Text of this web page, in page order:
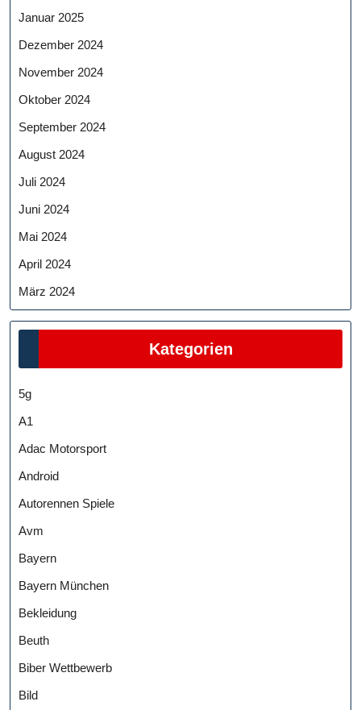
Januar 2025
Dezember 2024
November 2024
Oktober 2024
September 2024
August 2024
Juli 2024
Juni 2024
Mai 2024
April 2024
März 2024
Kategorien
5g
A1
Adac Motorsport
Android
Autorennen Spiele
Avm
Bayern
Bayern München
Bekleidung
Beuth
Biber Wettbewerb
Bild